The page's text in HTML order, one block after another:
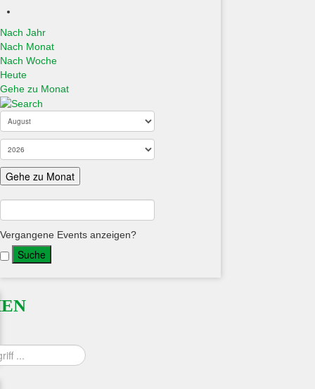
Nach Jahr
Nach Monat
Nach Woche
Heute
Gehe zu Monat
Gehe zu Monat
Vergangene Events anzeigen?